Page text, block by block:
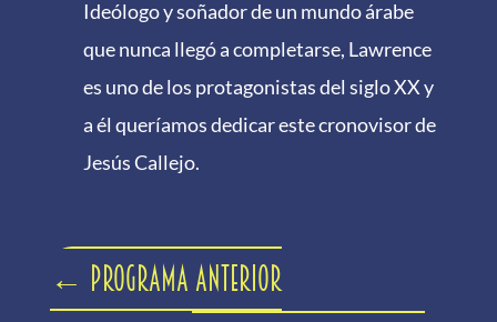
Ideólogo y soñador de un mundo árabe
que nunca llegó a completarse, Lawrence
es uno de los protagonistas del siglo XX y
a él queríamos dedicar este cronovisor de
Jesús Callejo.
← Programa anterior